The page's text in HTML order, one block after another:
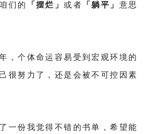
们的 「摆烂」或者 「躺平」 意思
，个体命运容易受到宏观环境的
很努力了，还是会被不可控因素
一份我觉得不错的书单，希望能